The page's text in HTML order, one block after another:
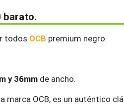
barato.
todos OCB premium negro.
y 36mm de ancho.
marca OCB, es un auténtico